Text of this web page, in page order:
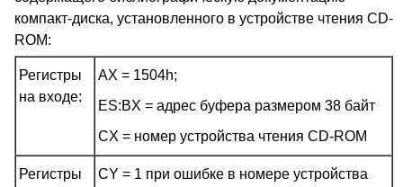
компакт-диска, установленного в устройстве чтения CD-
ROM:
Регистры
на входе:
AX = 1504h;
ES:BX = адрес буфера размером 38 байт
CX = номер устройства чтения CD-ROM
Регистры
CY = 1 при ошибке в номере устройства